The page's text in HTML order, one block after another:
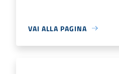
VAI ALLA PAGINA